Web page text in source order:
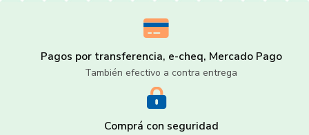
Pagos por transferencia, e-cheq, Mercado Pago
También efectivo a contra entrega
Comprá con seguridad